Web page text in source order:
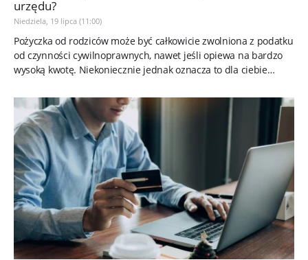
urzędu?
Niedziela, 19 lipca (11:00)
Pożyczka od rodziców może być całkowicie zwolniona z podatku
od czynności cywilnoprawnych, nawet jeśli opiewa na bardzo
wysoką kwotę. Niekoniecznie jednak oznacza to dla ciebie